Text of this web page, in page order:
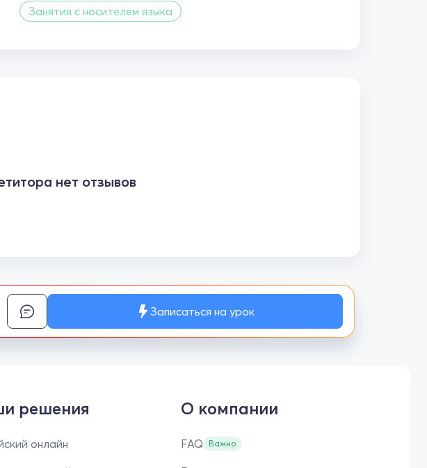
Занятия с носителем языка
нет отзывов
Записаться на урок
решения
онлайн
О компании
FAQ Важно